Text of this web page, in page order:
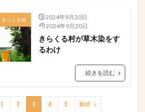
きらくる村
2024年9月20日
2024年9月20日
きらくる村が草木染をす
るわけ
続きを読む
1 2 3 4 5 Next